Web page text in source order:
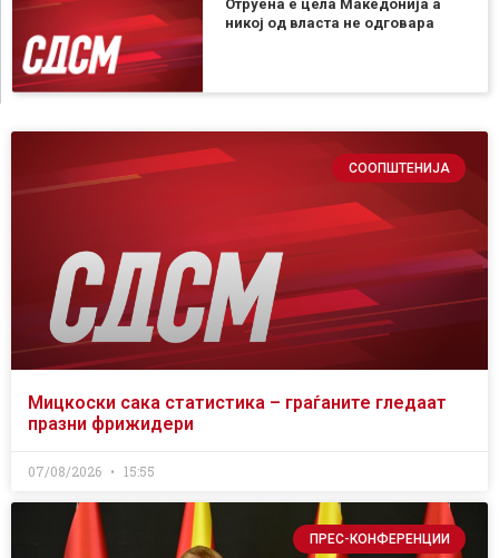
Отруена е цела Македонија а
никој од власта не одговара
СООПШТЕНИЈА
Мицкоски сака статистика – граѓаните гледаат
празни фрижидери
07/08/2026 15:55
ПРЕС-КОНФЕРЕНЦИИ